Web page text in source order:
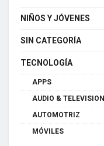
NIÑOS Y JÓVENES
SIN CATEGORÍA
TECNOLOGÍA
APPS
AUDIO & TELEVISION
AUTOMOTRIZ
MÓVILES